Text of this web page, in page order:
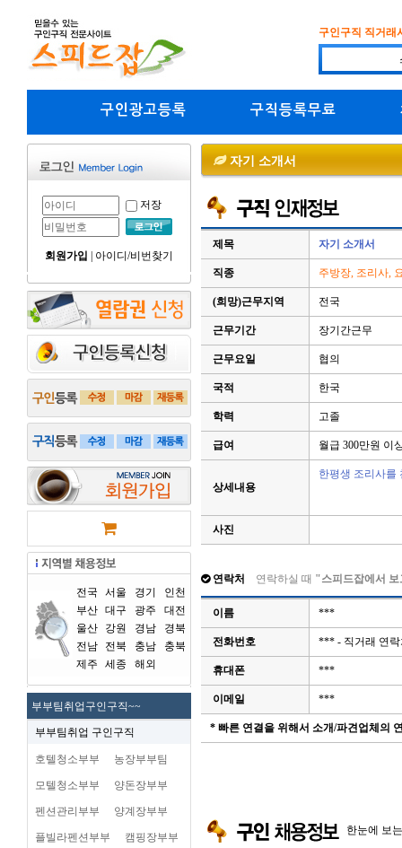
구인구직 직거래
구인광고등록 구직등록무료
저장
회원가입 아이디/비번찾기
전국 서울 경기
인천
부산 대구 광주
대전
울산
강원 경남
경북
전남
전북 충남
충북
제주
세종 해외
부부팀취업구인구직~~
부부팀취업 구인구직
호텔청소부부 농장부부팀
모텔청소부부 양돈장부부
펜션관리부부 양계장부부
플빌라펜션부부 캠핑장부부
자기 소개서
제목 자기 소개서
직종 주방장, 조리사,
(희망)근무지역 전국
근무기간 장기간근무
근무요일 협의
국적 한국
학력 고졸
급여 월급 300만원 이
상세내용
한평생 조리사를
사진
연락처 연락하실 때 "스피드잡에서
이름 ***
전화번호 *** - 직거래 연
휴대폰 ***
이메일 ***
* 빠른 연결을 위해서 소개/파견업체의
한눈에 보